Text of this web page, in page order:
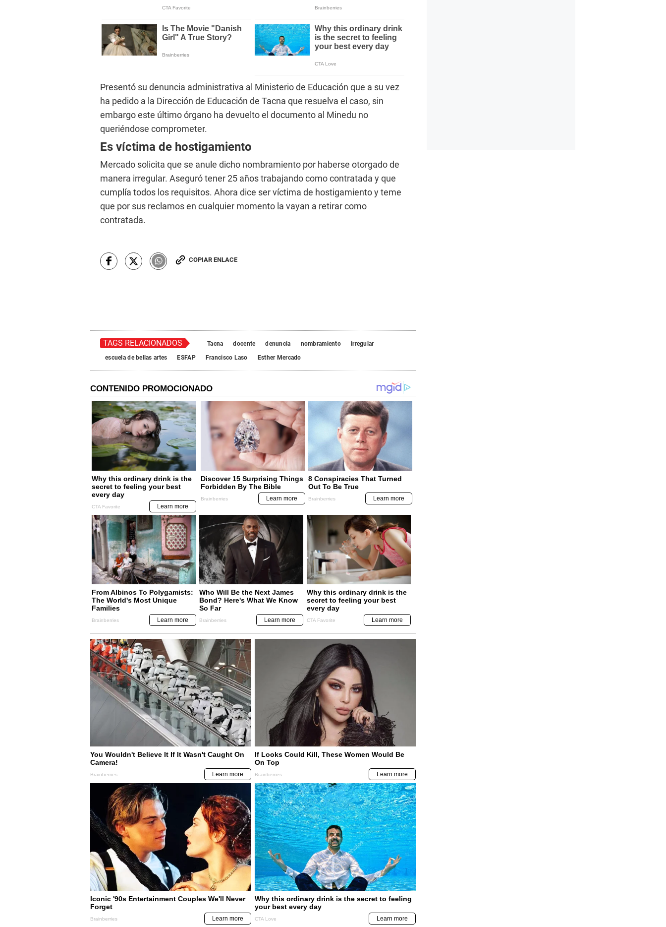
Presentó su denuncia administrativa al Ministerio de Educación que a su vez
ha pedido a la Dirección de Educación de Tacna que resuelva el caso, sin
embargo este último órgano ha devuelto el documento al Minedu no
queriéndose comprometer.
Es víctima de hostigamiento
Mercado solicita que se anule dicho nombramiento por haberse otorgado de
manera irregular. Aseguró tener 25 años trabajando como contratada y que
cumplía todos los requisitos. Ahora dice ser víctima de hostigamiento y teme
que por sus reclamos en cualquier momento la vayan a retirar como
contratada.
COPIAR ENLACE
TAGS RELACIONADOS Tacna docente denuncia nombramiento
irregular
escuela de bellas artes
ESFAP Francisco Laso Esther Mercado